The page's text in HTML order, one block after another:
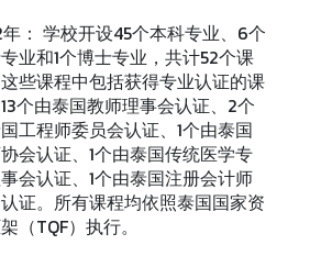
年： 学校开设45个本科专业、6个
业和1个博士专业，共计52个课
些课程中包括获得专业认证的课
个由泰国教师理事会认证、2个
工程师委员会认证、1个由泰国
会认证、1个由泰国传统医学专
会认证、1个由泰国注册会计师
证。所有课程均依照泰国国家资
（TQF）执行。